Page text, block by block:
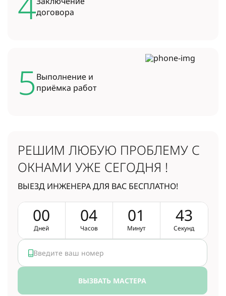
договора
5Выполнение и
приёмка работ
РЕШИМ ЛЮБУЮ ПРОБЛЕМУ С
ОКНАМИ УЖЕ СЕГОДНЯ !
ВЫЕЗД ИНЖЕНЕРА ДЛЯ ВАС БЕСПЛАТНО!
00
Дней
04
Часов
01
Минут
42
Секунд
ВЫЗВАТЬ МАСТЕРА